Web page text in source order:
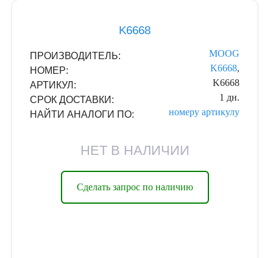
K6668
ПРОИЗВОДИТЕЛЬ:
MOOG
НОМЕР:
K6668,
АРТИКУЛ:
K6668
СРОК ДОСТАВКИ:
1 дн.
НАЙТИ АНАЛОГИ ПО:
номеру артикулу
НЕТ В НАЛИЧИИ
Сделать запрос по наличию